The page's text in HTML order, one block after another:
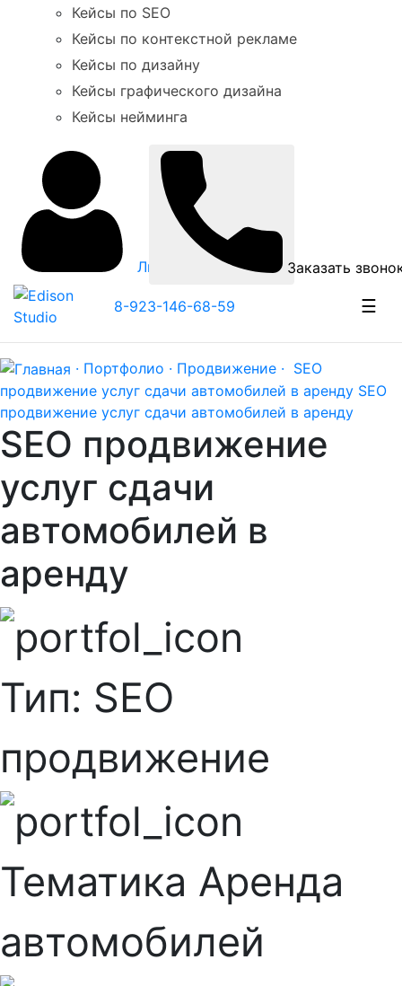
Кейсы по SEO
Кейсы по контекстной рекламе
Кейсы по дизайну
Кейсы графического дизайна
Кейсы нейминга
Личный кабинет Заказать
8-923-146-68-59 ☰
· Портфолио · Продвижение · SEO
продвижение услуг сдачи автомобилей в аренду SEO
продвижение услуг сдачи автомобилей в аренду
SEO продвижение
услуг сдачи
автомобилей в
аренду
Тип: SEO
продвижение
Тематика Аренда
автомобилей